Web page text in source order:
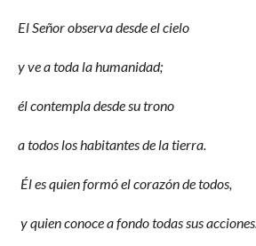
El Señor observa desde el cielo
y ve a toda la humanidad;
él contempla desde su trono
a todos los habitantes de la tierra.
Él es quien formó el corazón de todos,
y quien conoce a fondo todas sus acciones.